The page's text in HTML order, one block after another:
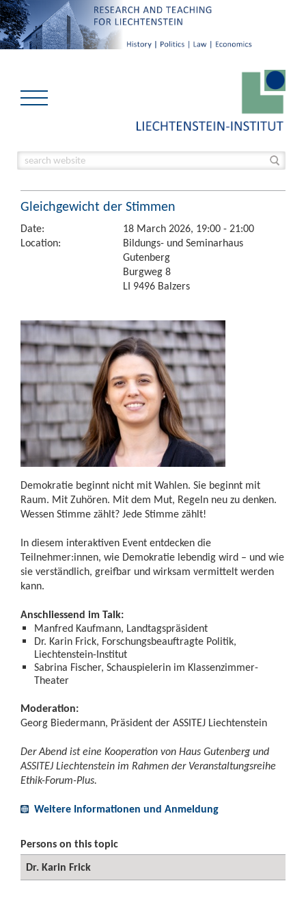
Gleichgewicht der Stimmen
Date:
18 March 2026, 19:00 - 21:00
Location:
Bildungs- und Seminarhaus
Gutenberg
Burgweg 8
LI 9496 Balzers
Demokratie beginnt nicht mit Wahlen. Sie beginnt mit
Raum. Mit Zuhören. Mit dem Mut, Regeln neu zu denken.
Wessen Stimme zählt? Jede Stimme zählt!
In diesem interaktiven Event entdecken die
Teilnehmer:innen, wie Demokratie lebendig wird – und wie
sie verständlich, greifbar und wirksam vermittelt werden
kann.
Anschliessend im Talk:
Manfred Kaufmann, Landtagspräsident
Dr. Karin Frick, Forschungsbeauftragte Politik,
Liechtenstein-Institut
Sabrina Fischer, Schauspielerin im Klassenzimmer-
Theater
Moderation:
Georg Biedermann, Präsident der ASSITEJ Liechtenstein
Der Abend ist eine Kooperation von Haus Gutenberg und
ASSITEJ Liechtenstein im Rahmen der Veranstaltungsreihe
Ethik-Forum-Plus.
Weitere Informationen und Anmeldung
Persons on this topic
Dr. Karin Frick